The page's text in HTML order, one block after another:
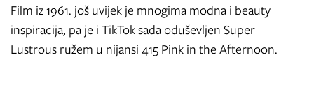
Film iz 1961. još uvijek je mnogima modna i beauty
inspiracija, pa je i TikTok sada oduševljen Super
Lustrous ružem u nijansi 415 Pink in the Afternoon.